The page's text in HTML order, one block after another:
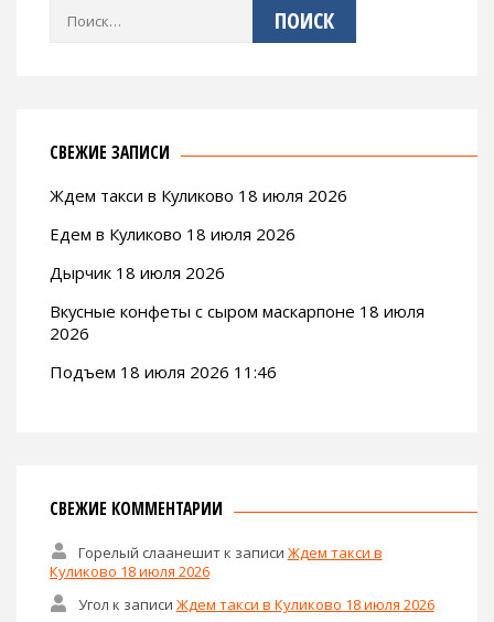
СВЕЖИЕ ЗАПИСИ
Ждем такси в Куликово 18 июля 2026
Едем в Куликово 18 июля 2026
Дырчик 18 июля 2026
Вкусные конфеты с сыром маскарпоне 18 июля
2026
Подъем 18 июля 2026 11:46
СВЕЖИЕ КОММЕНТАРИИ
Горелый слаанешитк записи Ждем такси в
Куликово 18 июля 2026
Угол к записи Ждем такси в Куликово 18 июля 2026